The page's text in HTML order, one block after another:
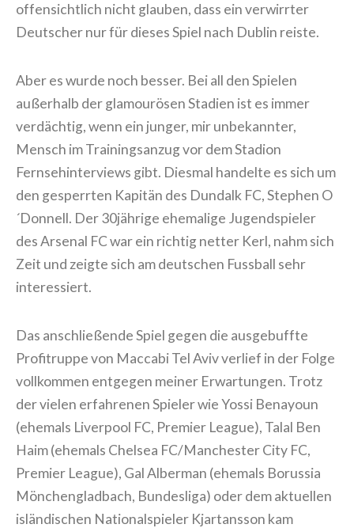
offensichtlich nicht glauben, dass ein verwirrter
Deutscher nur für dieses Spiel nach Dublin reiste.
Aber es wurde noch besser. Bei all den Spielen
außerhalb der glamourösen Stadien ist es immer
verdächtig, wenn ein junger, mir unbekannter,
Mensch im Trainingsanzug vor dem Stadion
Fernsehinterviews gibt. Diesmal handelte es sich um
den gesperrten Kapitän des Dundalk FC, Stephen O
´Donnell. Der 30jährige ehemalige Jugendspieler
des Arsenal FC war ein richtig netter Kerl, nahm sich
Zeit und zeigte sich am deutschen Fussball sehr
interessiert.
Das anschließende Spiel gegen die ausgebuffte
Profitruppe von Maccabi Tel Aviv verlief in der Folge
vollkommen entgegen meiner Erwartungen. Trotz
der vielen erfahrenen Spieler wie Yossi Benayoun
(ehemals Liverpool FC, Premier League), Talal Ben
Haim (ehemals Chelsea FC/Manchester City FC,
Premier League), Gal Alberman (ehemals Borussia
Mönchengladbach, Bundesliga) oder dem aktuellen
isländischen Nationalspieler Kjartansson kam